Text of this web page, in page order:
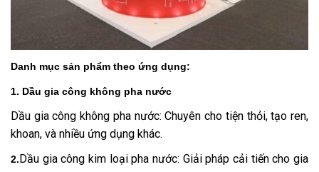
Danh mục sản phẩm theo ứng dụng:
1. Dầu gia công không pha nước
Dầu gia công không pha nước: Chuyên cho tiện thỏi, tạo ren,
khoan, và nhiều ứng dụng khác.
2.Dầu gia công kim loại pha nước: Giải pháp cải tiến cho gia